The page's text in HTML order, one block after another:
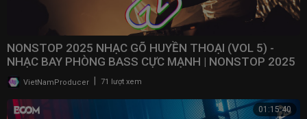
NONSTOP 2025 NHẠC GÕ HUYỀN THOẠI (VOL 5) -
NHẠC BAY PHÒNG BASS CỰC MẠNH | NONSTOP 2025
VINAHOUSE
VietNamProducer 71 lượt xem
01:15:40